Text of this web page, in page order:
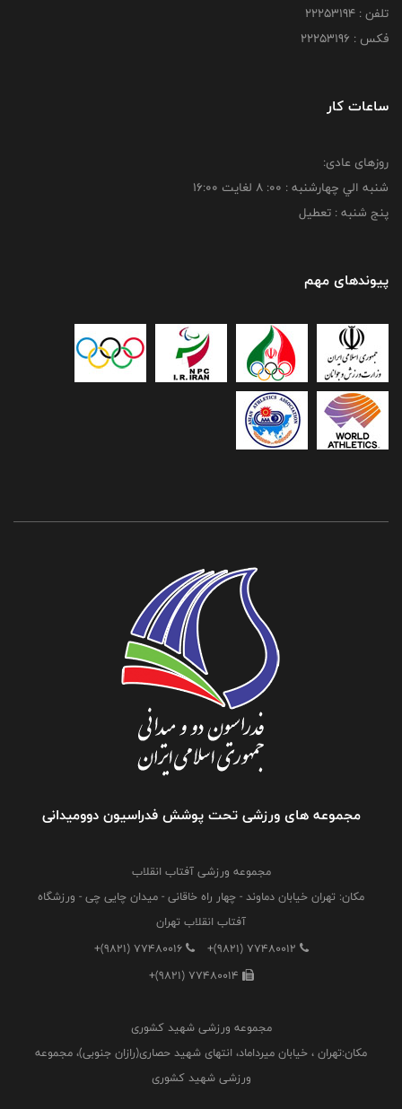
تلفن : 22253194
فکس : 22253196
ساعات کار
روزهای عادی:
شنبه الي چهارشنبه : 00: 8 لغايت 16:00
پنج شنبه : تعطیل
پیوندهای مهم
مجموعه های ورزشی تحت پوشش فدراسیون دوومیدانی
مجموعه ورزشی آفتاب انقلاب
مکان: تهران خیابان دماوند - چهار راه خاقانی - میدان چایی چی - ورزشگاه
آفتاب انقلاب تهران
+(9821) 77480012
+(9821) 77480016
+(9821) 77480014
مجموعه ورزشی شهید کشوری
مکان:تهران ، خیابان میرداماد، انتهای شهید حصاری(رازان جنوبی)، مجموعه
ورزشی شهید کشوری